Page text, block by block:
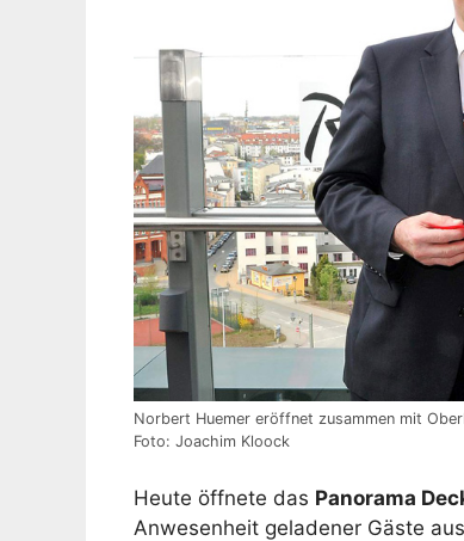
Norbert Huemer eröffnet zusammen mit
Foto: Joachim Kloock
Heute öffnete das Panorama
Anwesenheit geladener Gäste